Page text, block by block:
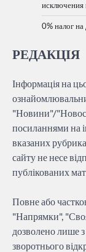
0% налог
РЕДАКЦІЯ
Інформація на
"Новини"/
посиланнями на
вказаних
сайту не несе
публікованих
Повне або
"Напрямки",
дозволено лише
зворотнього